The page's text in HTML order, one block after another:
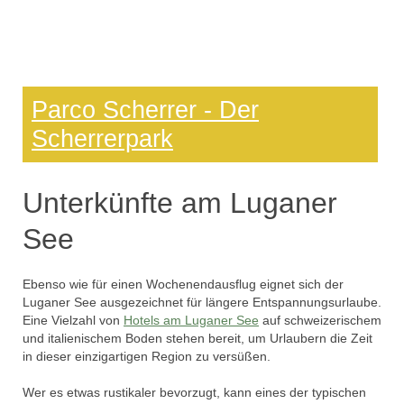
Parco Scherrer - Der
Scherrerpark
Unterkünfte am Luganer
See
Ebenso wie für einen Wochenendausflug eignet sich der
Luganer See ausgezeichnet für längere Entspannungsurlaube.
Eine Vielzahl von Hotels am Luganer See auf schweizerischem
und italienischem Boden stehen bereit, um Urlaubern die Zeit
in dieser einzigartigen Region zu versüßen.
Wer es etwas rustikaler bevorzugt, kann eines der typischen